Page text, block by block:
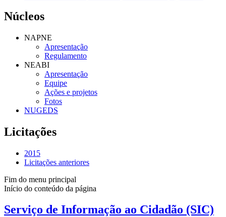
Núcleos
NAPNE
Apresentação
Regulamento
NEABI
Apresentação
Equipe
Ações e projetos
Fotos
NUGEDS
Licitações
2015
Licitações anteriores
Fim do menu principal
Início do conteúdo da página
Serviço de Informação ao Cidadão (SIC)